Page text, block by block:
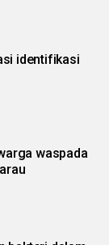
identifikasi
waspada